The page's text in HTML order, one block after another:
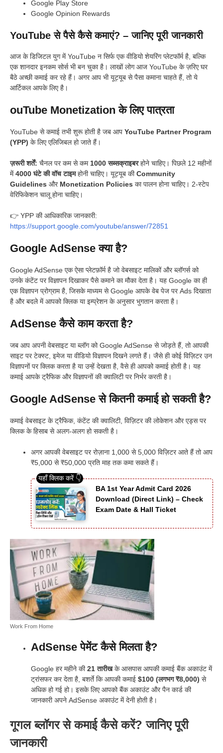
Google Play Store
Google Opinion Rewards
YouTube से पैसे कैसे कमाएं? – जानिए पूरी जानकारी
आज के डिजिटल युग में YouTube न सिर्फ एक वीडियो शेयरिंग प्लेटफॉर्म है, बल्कि
एक शानदार इनकम सोर्स भी बन चुका है। लाखों लोग आज YouTube के ज़रिए घर
बैठे अच्छी कमाई कर रहे हैं। अगर आप भी यूट्यूब से पैसा कमाना चाहते हैं, तो ये
आर्टिकल आपके लिए है।
ouTube Monetization के लिए पात्रता
YouTube से कमाई तभी शुरू होती है जब आप YouTube Partner Program
(YPP) के लिए एलिजिबल हो जाते हैं।
ज़रूरी शर्तें: चैनल पर कम से कम 1000 सब्सक्राइबरहोने चाहिए। पिछले 12 महीनों
में4000 घंटे की वॉच टाइमहोनी चाहिए। यूट्यूब कीCommunity
Guidelines और Monetization Policies का पालन होना चाहिए। 2-स्टेप
वेरिफिकेशन चालू होना चाहिए।
👉 YPP की आधिकारिक जानकारी:
https://support.google.com/youtube/answer/72851
Google AdSense क्या है?
Google AdSense एक ऐसा प्लेटफ़ॉर्म है जो वेबसाइट मालिकों और ब्लॉगर्स को
उनके कंटेंट पर विज्ञापन दिखाकर पैसे कमाने का मौका देता है। यह Google का ही
एक विज्ञापन प्रोग्राम है, जिसके माध्यम से Google आपके वेब पेज पर Ads दिखाता
है और बदले में आपको क्लिक या इम्प्रेशन के अनुसार भुगतान करता है।
AdSense कैसे काम करता है?
जब आप अपनी वेबसाइट या ब्लॉग को Google AdSense से जोड़ते हैं, तो आपकी
साइट पर टेक्स्ट, इमेज या वीडियो विज्ञापन दिखने लगते हैं। जैसे ही कोई विज़िटर उन
विज्ञापनों पर क्लिक करता है या उन्हें देखता है, वैसे ही आपको कमाई होती है। यह
कमाई आपके ट्रैफिक और विज्ञापनों की क्वालिटी पर निर्भर करती है।
Google AdSense से कितनी कमाई हो सकती है?
कमाई वेबसाइट के ट्रैफिक, कंटेंट की क्वालिटी, विज़िटर की लोकेशन और एड्स पर
क्लिक के हिसाब से अलग-अलग हो सकती है।
अगर आपकी वेबसाइट पर रोज़ाना 1,000 से 5,000 विज़िटर आते हैं तो आप
₹5,000 से ₹50,000 प्रति माह तक कमा सकते हैं।
BA 1st Year Admit Card 2026
Download (Direct Link) – Check
Exam Date & Hall Ticket
Work From Home
AdSense पेमेंट कैसे मिलता है?
Google हर महीने की21 तारीखके आसपास आपकी कमाई बैंक अकाउंट में
ट्रांसफर कर देता है, बशर्ते कि आपकी कमाई $100 (लगभग ₹8,000) से
अधिक हो गई हो। इसके लिए आपको बैंक अकाउंट और पैन कार्ड की
जानकारी अपने AdSense अकाउंट में देनी होती है।
गूगल ब्लॉगर से कमाई कैसे करें? जानिए पूरी
जानकारी